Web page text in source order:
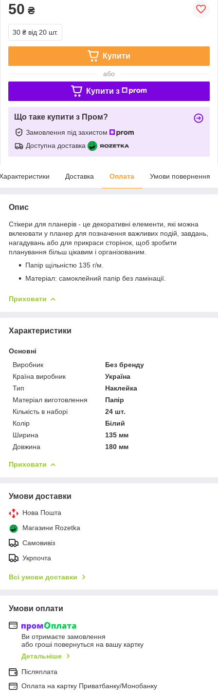
50 ₴
30 ₴ від 20 шт.
Купити
або
Купити з
Що таке купити з Пром?
Замовлення під захистом
Доступна доставка
Доставка Оплата Умови повернення
Опис
Стікери для планерів - це декоративні елементи, які можна
вклеювати у планер для позначення важливих подій, завдань,
нагадувань або для прикраси сторінок, щоб зробити
планування більш цікавим і організованим.
Папір щільністю 135 г/м.
Матеріал: самоклейний папір без ламінації.
Приховати
Характеристики
Основні
Виробник
Без бренду
Країна виробник
Україна
Тип
Наклейка
Матеріал виготовлення
Папір
Кількість в наборі
24 шт.
Колір
Білий
Ширина
135 мм
Довжина
180 мм
Приховати
Умови доставки
Нова Пошта
Магазини Rozetka
Самовивіз
Укрпочта
Всі умови доставки
Умови оплати
Ви отримаєте замовлення
або гроші повернуться на вашу картку
Детальніше
Післяплата
Оплата на картку Приватбанку/Монобанку